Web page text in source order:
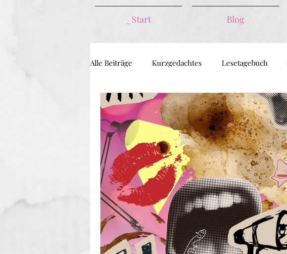
_Start Blog
Alle Beiträge Kurzgedachtes Lesetagebuch